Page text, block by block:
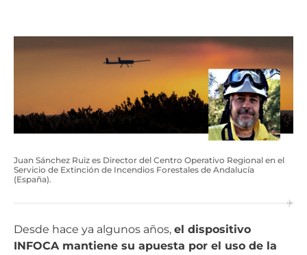
Juan Sánchez Ruiz es Director del Centro Operativo Regional en el
Servicio de Extinción de Incendios Forestales de Andalucía
(España).
Desde hace ya algunos años, el dispositivo
INFOCA mantiene su apuesta por el uso de la